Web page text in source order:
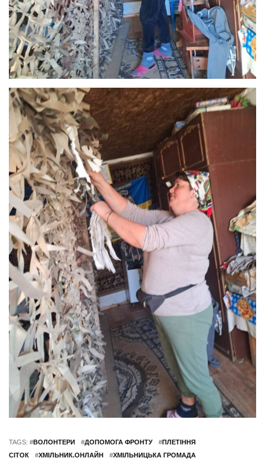
TAGS: #ВОЛОНТЕРИ #ДОПОМОГА ФРОНТУ #ПЛЕТІННЯ
СІТОК
#ХМІЛЬНИК.ОНЛАЙН #ХМІЛЬНИЦЬКА ГРОМАДА